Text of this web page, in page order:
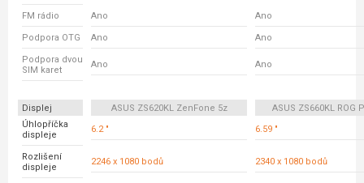
FM rádio Ano Ano
Podpora OTG Ano Ano
Podpora dvou
SIM karet
Ano Ano
Displej ASUS ZS620KL ZenFone 5z
ASUS ZS660KL ROG
Úhlopříčka
displeje
6.2 " 6.59 "
Rozlišení
displeje
2246 x 1080 bodů 2340 x 1080 bodů